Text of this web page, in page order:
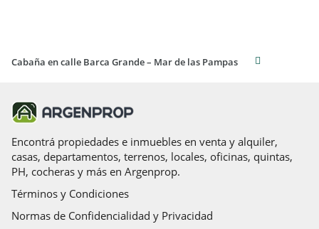
Cabaña en calle Barca Grande – Mar de las Pampas
Encontrá propiedades e inmuebles en venta y alquiler,
casas, departamentos, terrenos, locales, oficinas, quintas,
PH, cocheras y más en Argenprop.
Términos y Condiciones
Normas de Confidencialidad y Privacidad